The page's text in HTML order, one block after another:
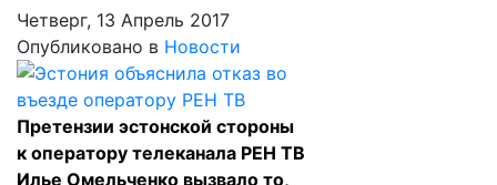
Четверг, 13 Апрель 2017
Опубликовано в Новости
Претензии эстонской стороны
к оператору телеканала РЕН ТВ
Илье Омельченко вызвало то,